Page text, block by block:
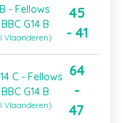
- Fellows
G14 B
Vlaanderen)
45
- 41
C - Fellows
G14 B
Vlaanderen)
64
-
47